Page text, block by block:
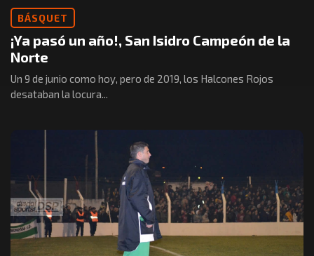
BÁSQUET
¡Ya pasó un año!, San Isidro Campeón de la
Norte
Un 9 de junio como hoy, pero de 2019, los Halcones Rojos
desataban la locura...